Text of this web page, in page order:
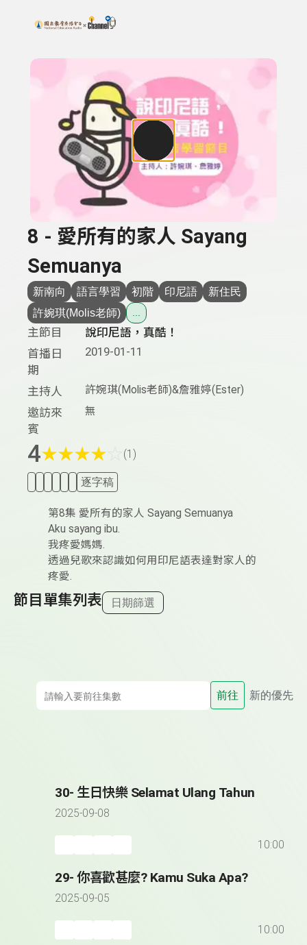
上方功能區塊
搜尋關鍵字：可輸入節目名稱、主持人或關鍵字
8 - 愛所有的家人 Sayang
Semuanya
新南向 語言學習 初階 印尼語
新住民
許婉琪(Molis老師)
主節目
說印尼語，真酷！
首播日
期
2019-01-11
主持人 許婉琪(Molis老師)&詹雅婷(Ester)
邀訪來
賓
無
4★★★★ (1)
逐字稿
第8集 愛所有的家人 Sayang Semuanya
Aku sayang ibu.
我疼愛媽媽.
透過兒歌來認識如何用印尼語表達對家人的
疼愛.
節目單集列表 日期篩選
前往 新的優先
30- 生日快樂 Selamat Ulang Tahun
2025-09-08
10:00
29- 你喜歡甚麼? Kamu Suka Apa?
2025-09-05
10:00